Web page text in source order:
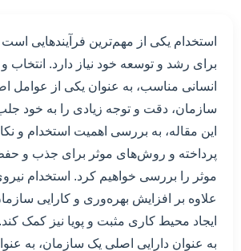
استخدام یکی از مهم‌ترین فرآیندهایی
برای رشد و توسعه خود نیاز دارد. انتخاب
انسانی مناسب، به عنوان یکی از عوامل
سازمان، دقت و توجه زیادی را به خود
این مقاله، به بررسی اهمیت استخدام و
پرداخته و روش‌های موثر برای جذب و
موثر را بررسی خواهیم کرد. استخدام
علاوه بر افزایش بهره‌وری و کارایی
ایجاد محیط کاری مثبت و پویا نیز کمک
به عنوان دارایی اصلی یک سازمان، به